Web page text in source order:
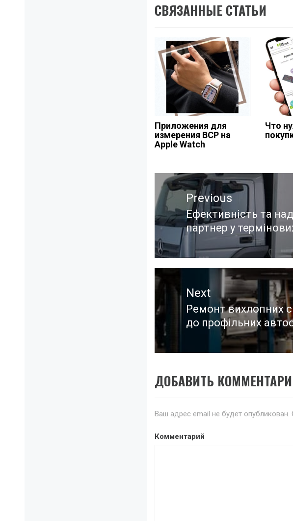
СВЯЗАННЫЕ СТАТЬИ
Приложения для
измерения ВСР на
Apple Watch
Что
Навигация
по
записям
Previous
Previous
post:
Ефективність та
партнер у
Next
Next
post:
Ремонт вихлопних
до профільних
ДОБАВИТЬ
Ваш адрес email не будет опубликован.
Комментарий